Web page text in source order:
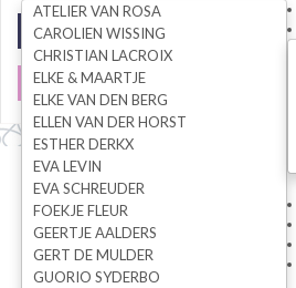
ATELIER VAN ROSA
CAROLIEN WISSING
CHRISTIAN LACROIX
ELKE & MAARTJE
ELKE VAN DEN BERG
ELLEN VAN DER HORST
ESTHER DERKX
EVA LEVIN
EVA SCHREUDER
FOEKJE FLEUR
GEERTJE AALDERS
GERT DE MULDER
GUORIO SYDERBO
MODE
SALE
ZOEK